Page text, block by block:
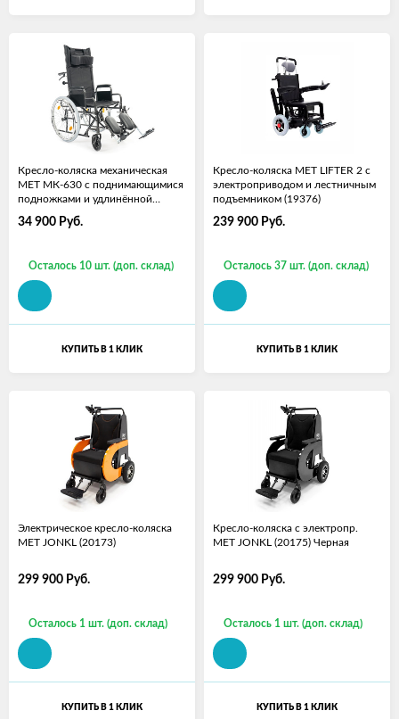
Кресло-коляска механическая
МЕТ МК-630 c поднимающимися
подножками и удлинённой
34 900 Руб.
Осталось 10 шт. (доп. склад)
КУПИТЬ В 1 КЛИК
Кресло-коляска MET LIFTER 2 с
электроприводом и лестничным
подъемником (19376)
239 900 Руб.
Осталось 37 шт. (доп. склад)
КУПИТЬ В 1 КЛИК
Электрическое кресло-коляска
MET JONKL (20173)
299 900 Руб.
Осталось 1 шт. (доп. склад)
КУПИТЬ В 1 КЛИК
Кресло-коляска с электропр.
MET JONKL (20175) Черная
299 900 Руб.
Осталось 1 шт. (доп. склад)
КУПИТЬ В 1 КЛИК